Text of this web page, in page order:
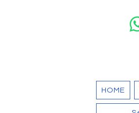
HOME